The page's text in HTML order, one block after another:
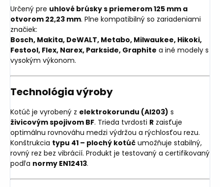
Určený pre uhlové brúsky s priemerom 125 mm a
otvorom 22,23 mm. Plne kompatibilný so zariadeniami
značiek:
Bosch, Makita, DeWALT, Metabo, Milwaukee, Hikoki,
Festool, Flex, Narex, Parkside, Graphite a iné modely s
vysokým výkonom.
Technológia výroby
Kotúč je vyrobený z elektrokorundu (AI203) s
živicovým spojivom BF. Trieda tvrdosti R zaisťuje
optimálnu rovnováhu medzi výdržou a rýchlosťou rezu.
Konštrukcia typu 41 – plochý kotúč umožňuje stabilný,
rovný rez bez vibrácií. Produkt je testovaný a certifikovaný
podľa normy EN12413.